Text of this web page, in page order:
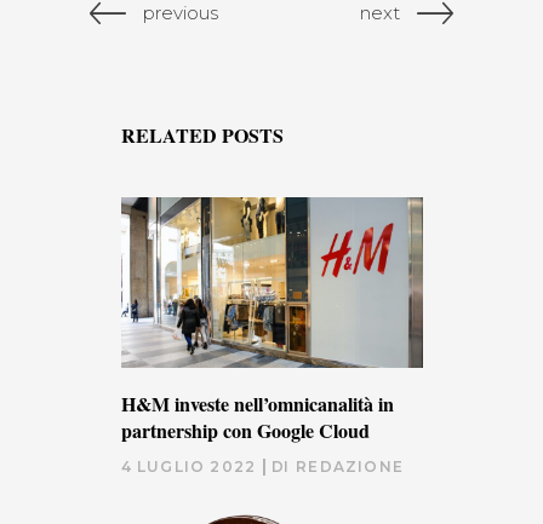
previous next
RELATED POSTS
H&M investe nell’omnicanalità in
partnership con Google Cloud
4 LUGLIO 2022 DI REDAZIONE